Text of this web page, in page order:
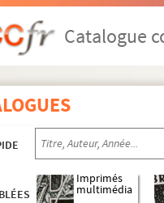
Catalogue
Imprimés
multimédia